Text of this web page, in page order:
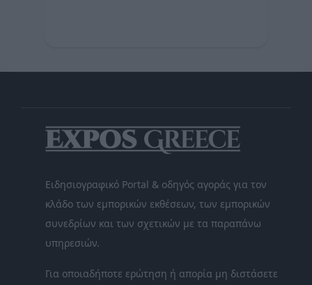
Ειδησιογραφικό Portal & οδηγός αγοράς για τον
κλάδο των εμπορικών εκθέσεων, των εμπορικών
συνεδρίων και των σχετικών με τα παραπάνω
υπηρεσιών.
Για οποιαδήποτε ερώτηση ή απορία μη διστάσετε